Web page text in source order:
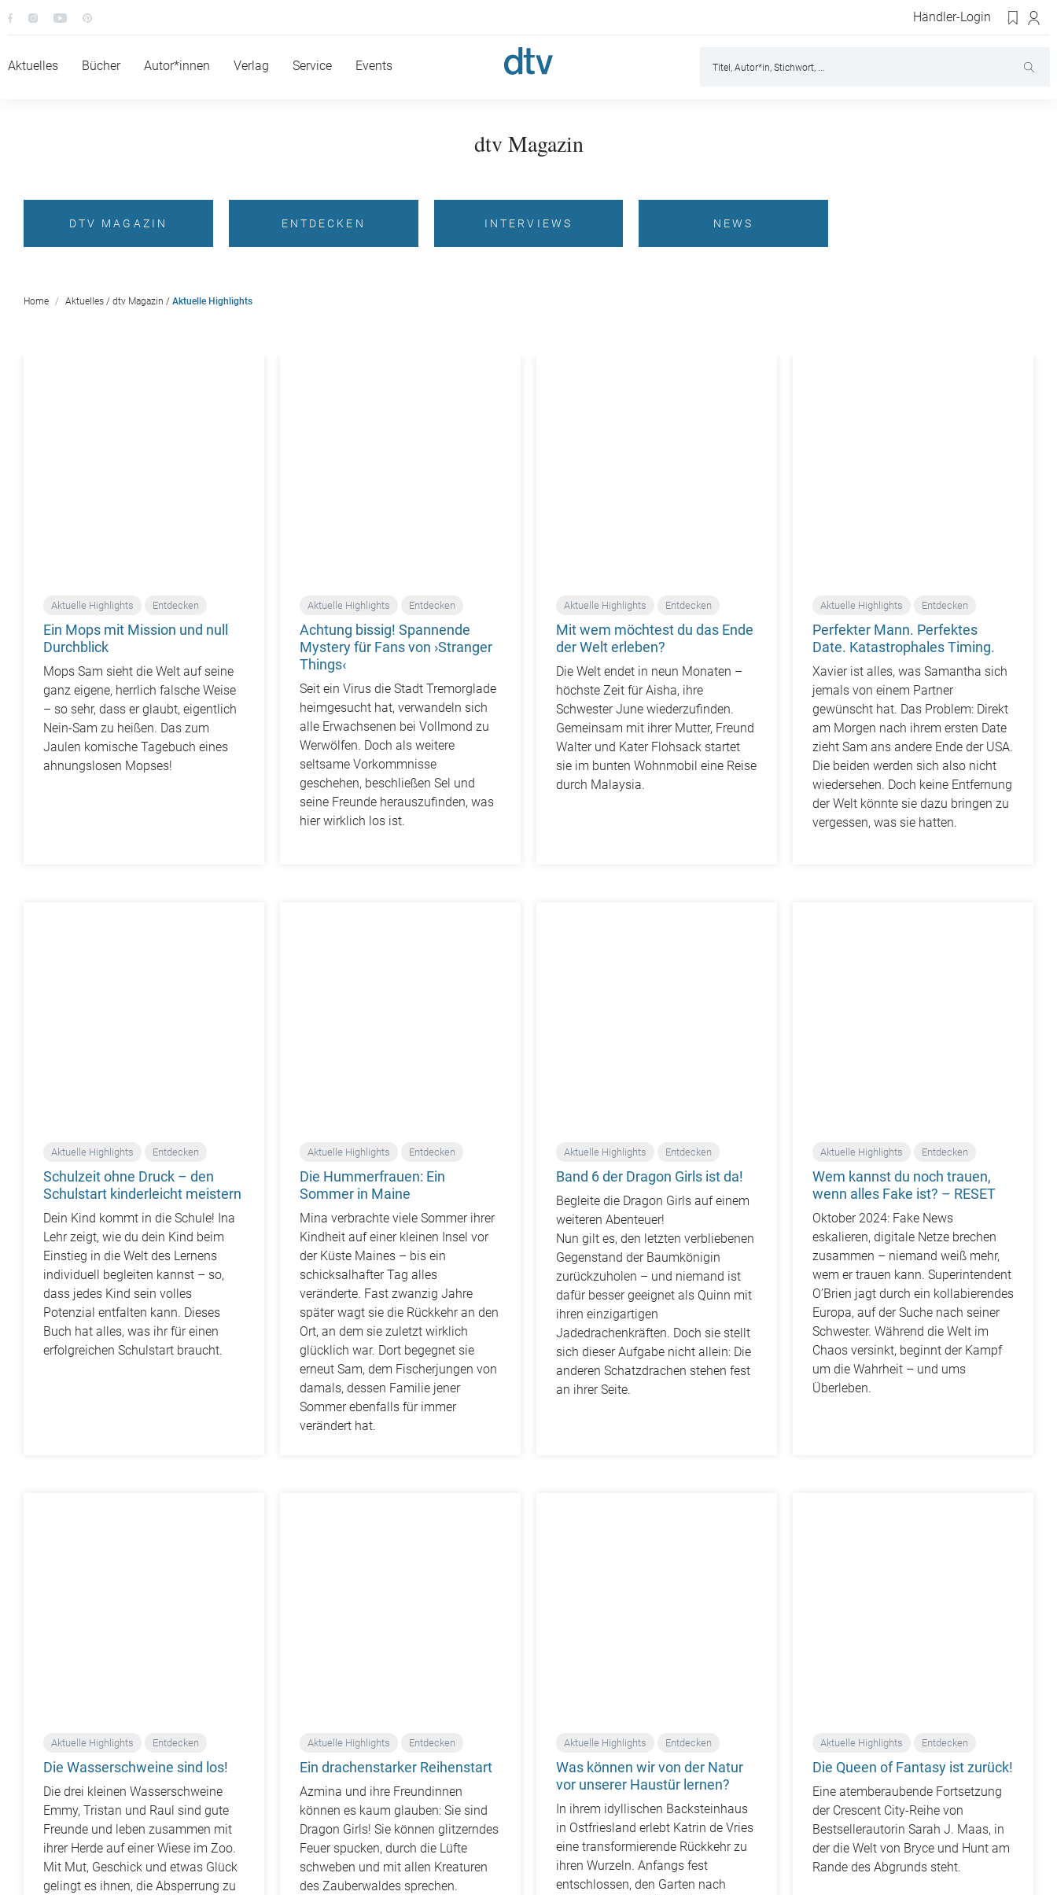
Händler-Login
Aktuelles Bücher Autor*innen Verlag Service Events
dtv Magazin
DTV MAGAZIN ENTDECKEN INTERVIEWS NEWS
Home Aktuelles / dtv Magazin / Aktuelle Highlights
Aktuelle Highlights Entdecken
Ein Mops mit Mission und null
Durchblick
Mops Sam sieht die Welt auf seine
ganz eigene, herrlich falsche Weise
– so sehr, dass er glaubt, eigentlich
Nein-Sam zu heißen. Das zum
Jaulen komische Tagebuch eines
ahnungslosen Mopses!
Aktuelle Highlights Entdecken
Achtung bissig! Spannende
Mystery für Fans von ›Stranger
Things‹
Seit ein Virus die Stadt Tremorglade
heimgesucht hat, verwandeln sich
alle Erwachsenen bei Vollmond zu
Werwölfen. Doch als weitere
seltsame Vorkommnisse
geschehen, beschließen Sel und
seine Freunde herauszufinden, was
hier wirklich los ist.
Aktuelle Highlights Entdecken
Mit wem möchtest du das Ende
der Welt erleben?
Die Welt endet in neun Monaten –
höchste Zeit für Aisha, ihre
Schwester June wiederzufinden.
Gemeinsam mit ihrer Mutter, Freund
Walter und Kater Flohsack startet
sie im bunten Wohnmobil eine Reise
durch Malaysia.
Aktuelle Highlights Entdecken
Perfekter Mann. Perfektes
Date. Katastrophales Timing.
Xavier ist alles, was Samantha sich
jemals von einem Partner
gewünscht hat. Das Problem: Direkt
am Morgen nach ihrem ersten Date
zieht Sam ans andere Ende der USA.
Die beiden werden sich also nicht
wiedersehen. Doch keine Entfernung
der Welt könnte sie dazu bringen zu
vergessen, was sie hatten.
Aktuelle Highlights Entdecken
Schulzeit ohne Druck – den
Schulstart kinderleicht meistern
Dein Kind kommt in die Schule! Ina
Lehr zeigt, wie du dein Kind beim
Einstieg in die Welt des Lernens
individuell begleiten kannst – so,
dass jedes Kind sein volles
Potenzial entfalten kann. Dieses
Buch hat alles, was ihr für einen
erfolgreichen Schulstart braucht.
Aktuelle Highlights Entdecken
Die Hummerfrauen: Ein
Sommer in Maine
Mina verbrachte viele Sommer ihrer
Kindheit auf einer kleinen Insel vor
der Küste Maines – bis ein
schicksalhafter Tag alles
veränderte. Fast zwanzig Jahre
später wagt sie die Rückkehr an den
Ort, an dem sie zuletzt wirklich
glücklich war. Dort begegnet sie
erneut Sam, dem Fischerjungen von
damals, dessen Familie jener
Sommer ebenfalls für immer
verändert hat.
Aktuelle Highlights Entdecken
Band 6 der Dragon Girls ist da!
Begleite die Dragon Girls auf einem
weiteren Abenteuer!
Nun gilt es, den letzten verbliebenen
Gegenstand der Baumkönigin
zurückzuholen – und niemand ist
dafür besser geeignet als Quinn mit
ihren einzigartigen
Jadedrachenkräften. Doch sie stellt
sich dieser Aufgabe nicht allein: Die
anderen Schatzdrachen stehen fest
an ihrer Seite.
Aktuelle Highlights Entdecken
Wem kannst du noch trauen,
wenn alles Fake ist? – RESET
Oktober 2024: Fake News
eskalieren, digitale Netze brechen
zusammen – niemand weiß mehr,
wem er trauen kann. Superintendent
O’Brien jagt durch ein kollabierendes
Europa, auf der Suche nach seiner
Schwester. Während die Welt im
Chaos versinkt, beginnt der Kampf
um die Wahrheit – und ums
Überleben.
Aktuelle Highlights Entdecken
Die Wasserschweine sind los!
Die drei kleinen Wasserschweine
Emmy, Tristan und Raul sind gute
Freunde und leben zusammen mit
ihrer Herde auf einer Wiese im Zoo.
Mit Mut, Geschick und etwas Glück
gelingt es ihnen, die Absperrung zu
Aktuelle Highlights Entdecken
Ein drachenstarker Reihenstart
Azmina und ihre Freundinnen
können es kaum glauben: Sie sind
Dragon Girls! Sie können glitzerndes
Feuer spucken, durch die Lüfte
schweben und mit allen Kreaturen
des Zauberwaldes sprechen.
Aktuelle Highlights Entdecken
Was können wir von der Natur
vor unserer Haustür lernen?
In ihrem idyllischen Backsteinhaus
in Ostfriesland erlebt Katrin de Vries
eine transformierende Rückkehr zu
ihren Wurzeln. Anfangs fest
entschlossen, den Garten nach
Aktuelle Highlights Entdecken
Die Queen of Fantasy ist zurück!
Eine atemberaubende Fortsetzung
der Crescent City-Reihe von
Bestsellerautorin Sarah J. Maas, in
der die Welt von Bryce und Hunt am
Rande des Abgrunds steht.